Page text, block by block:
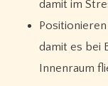
damit im
damit es bei
Innenraum